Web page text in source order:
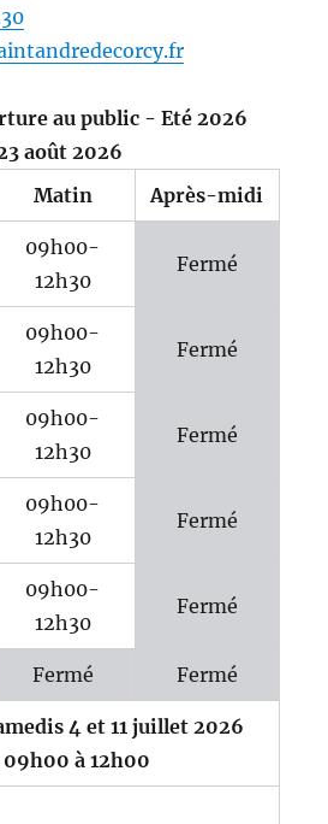
au public - Eté 2026
août 2026
Matin
Après-midi
09h00-
12h30
Fermé
09h00-
12h30
Fermé
09h00-
12h30
Fermé
09h00-
12h30
Fermé
09h00-
12h30
Fermé
Fermé Fermé
4 et 11 juillet 2026
09h00 à 12h00